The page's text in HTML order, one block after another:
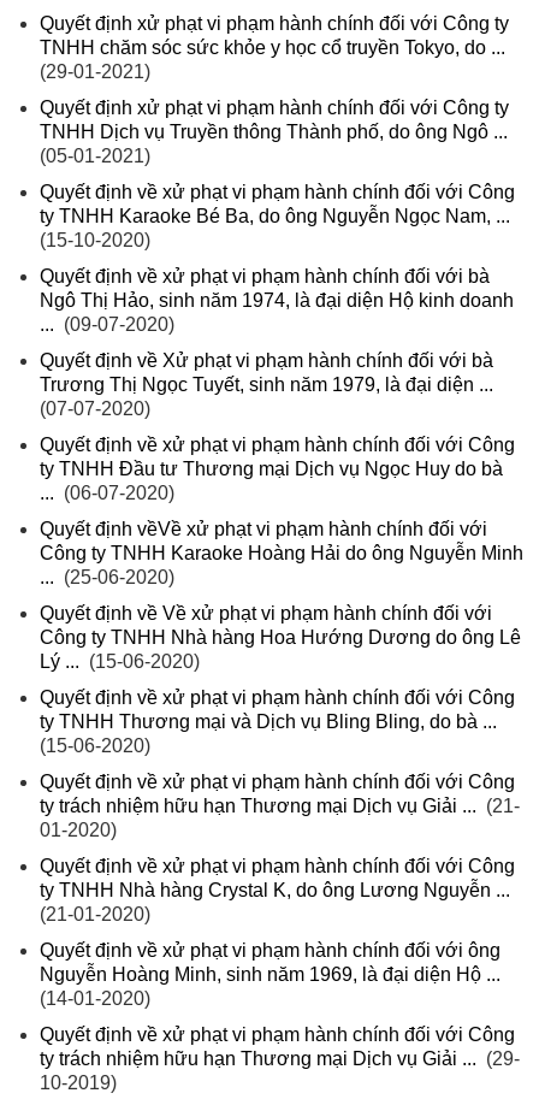
Quyết định xử phạt vi phạm hành chính đối với Công ty
TNHH chăm sóc sức khỏe y học cổ truyền Tokyo, do ...
(29-01-2021)
Quyết định xử phạt vi phạm hành chính đối với Công ty
TNHH Dịch vụ Truyền thông Thành phố, do ông Ngô ...
(05-01-2021)
Quyết định về xử phạt vi phạm hành chính đối với Công
ty TNHH Karaoke Bé Ba, do ông Nguyễn Ngọc Nam, ...
(15-10-2020)
Quyết định về xử phạt vi phạm hành chính đối với bà
Ngô Thị Hảo, sinh năm 1974, là đại diện Hộ kinh doanh
... (09-07-2020)
Quyết định về Xử phạt vi phạm hành chính đối với bà
Trương Thị Ngọc Tuyết, sinh năm 1979, là đại diện ...
(07-07-2020)
Quyết định về xử phạt vi phạm hành chính đối với Công
ty TNHH Đầu tư Thương mại Dịch vụ Ngọc Huy do bà
... (06-07-2020)
Quyết định vềVề xử phạt vi phạm hành chính đối với
Công ty TNHH Karaoke Hoàng Hải do ông Nguyễn Minh
... (25-06-2020)
Quyết định về Về xử phạt vi phạm hành chính đối với
Công ty TNHH Nhà hàng Hoa Hướng Dương do ông Lê
Lý ... (15-06-2020)
Quyết định về xử phạt vi phạm hành chính đối với Công
ty TNHH Thương mại và Dịch vụ Bling Bling, do bà ...
(15-06-2020)
Quyết định về xử phạt vi phạm hành chính đối với Công
ty trách nhiệm hữu hạn Thương mại Dịch vụ Giải ... (21-
01-2020)
Quyết định về xử phạt vi phạm hành chính đối với Công
ty TNHH Nhà hàng Crystal K, do ông Lương Nguyễn ...
(21-01-2020)
Quyết định về xử phạt vi phạm hành chính đối với ông
Nguyễn Hoàng Minh, sinh năm 1969, là đại diện Hộ ...
(14-01-2020)
Quyết định về xử phạt vi phạm hành chính đối với Công
ty trách nhiệm hữu hạn Thương mại Dịch vụ Giải ... (29-
10-2019)